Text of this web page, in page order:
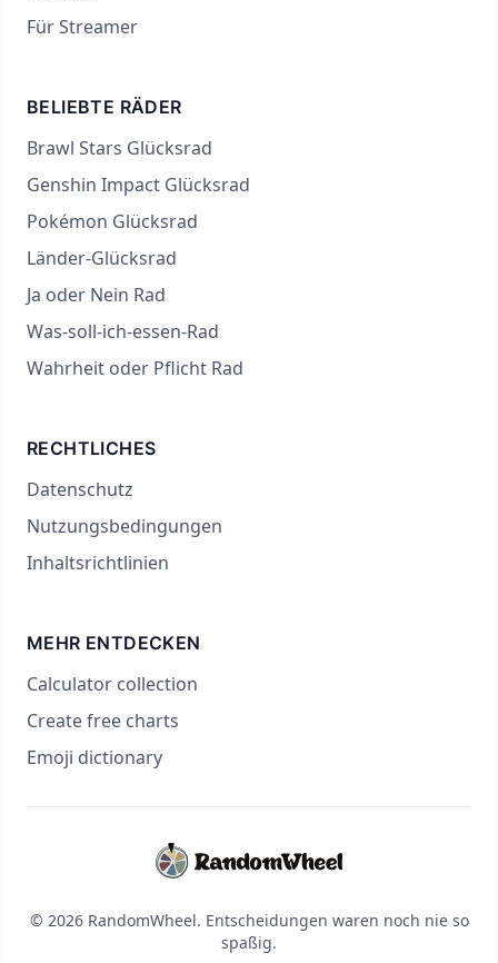
Für Streamer
BELIEBTE RÄDER
Brawl Stars Glücksrad
Genshin Impact Glücksrad
Pokémon Glücksrad
Länder-Glücksrad
Ja oder Nein Rad
Was-soll-ich-essen-Rad
Wahrheit oder Pflicht Rad
RECHTLICHES
Datenschutz
Nutzungsbedingungen
Inhaltsrichtlinien
MEHR ENTDECKEN
Calculator collection
Create free charts
Emoji dictionary
© 2026 RandomWheel. Entscheidungen waren noch nie so
spaßig.